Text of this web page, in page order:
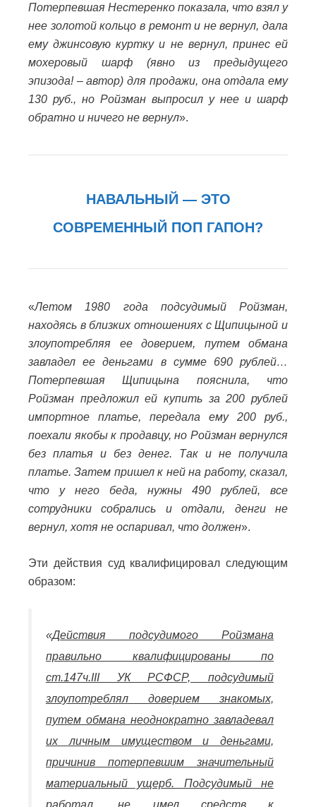
Потерпевшая Нестеренко показала, что взял у
нее золотой кольцо в ремонт и не вернул, дала
ему джинсовую куртку и не вернул, принес ей
мохеровый шарф (явно из предыдущего
эпизода! – автор) для продажи, она отдала ему
130 руб., но Ройзман выпросил у нее и шарф
обратно и ничего не вернул».
НАВАЛЬНЫЙ — ЭТО
СОВРЕМЕННЫЙ ПОП ГАПОН?
«Летом 1980 года подсудимый Ройзман,
находясь в близких отношениях с Щипицыной и
злоупотребляя ее доверием, путем обмана
завладел ее деньгами в сумме 690 рублей…
Потерпевшая Щипицына пояснила, что
Ройзман предложил ей купить за 200 рублей
импортное платье, передала ему 200 руб.,
поехали якобы к продавцу, но Ройзман вернулся
без платья и без денег. Так и не получила
платье. Затем пришел к ней на работу, сказал,
что у него беда, нужны 490 рублей, все
сотрудники собрались и отдали, денги не
вернул, хотя не оспаривал, что должен».
Эти действия суд квалифицировал следующим
образом:
«Действия подсудимого Ройзмана
правильно квалифицированы по
ст.147ч.III УК РСФСР, подсудимый
злоупотреблял доверием знакомых,
путем обмана неоднократно завладевал
их личным имуществом и деньгами,
причинив потерпевшим значительный
материальный ущерб. Подсудимый не
работал, не имел средств к